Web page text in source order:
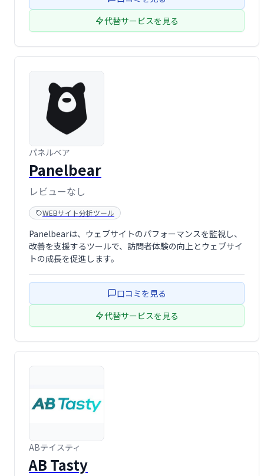
代替サービスを見る
パネルベア
Panelbear
レビューなし
WEBサイト分析ツール
Panelbearは、ウェブサイトのパフォーマンスを監視し、
改善を支援するツールで、訪問者体験の向上とウェブサイ
トの成長を促進します。
口コミを見る
代替サービスを見る
ABテイスティ
AB Tasty